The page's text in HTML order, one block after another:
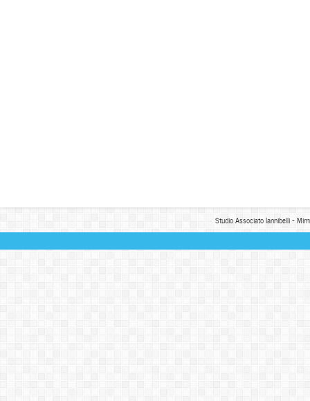
Studio Associato Iannibelli -